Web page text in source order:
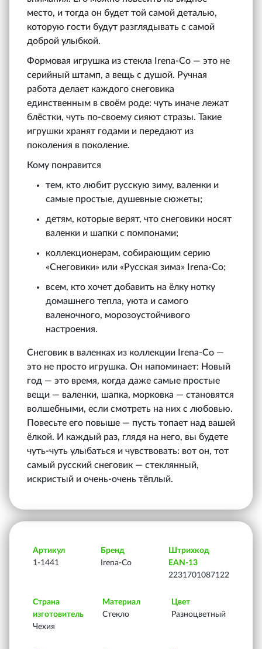
место, и тогда он будет той самой деталью,
которую гости будут разглядывать с самой
доброй улыбкой.
Формовая игрушка из стекла Irena‑Co — это не
серийный штамп, а вещь с душой. Ручная
работа делает каждого снеговика
единственным в своём роде: чуть иначе лежат
блёстки, чуть по-своему сияют стразы. Такие
игрушки хранят годами и передают из
поколения в поколение.
Кому понравится
тем, кто любит русскую зиму, валенки и
самые простые, душевные сюжеты;
детям, которые верят, что снеговики носят
валенки и шапки с помпонами;
коллекционерам, собирающим серию
«Снеговики» или «Русская зима» Irena‑Co;
всем, кто хочет добавить на ёлку нотку
домашнего тепла, уюта и самого
валеночного, морозоустойчивого
настроения.
Снеговик в валенках из коллекции Irena‑Co —
это не просто игрушка. Он напоминает: Новый
год — это время, когда даже самые простые
вещи — валенки, шапка, морковка — становятся
волшебными, если смотреть на них с любовью.
Повесьте его повыше — пусть топает над вашей
ёлкой. И каждый раз, глядя на него, вы будете
чуть-чуть улыбаться и чувствовать: вот он, тот
самый русский снеговик — стеклянный,
искристый и очень-очень тёплый.
Артикул
1-1441
Бренд
Irena-Co
Штрихкод
EAN-13
2231701087122
Страна
изготовитель
Чехия
Материал
Стекло
Цвет
Разноцветный